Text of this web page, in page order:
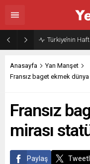
Türkiye’nin
Anasayfa
Yan Manşet
Fransız baget ekmek
Fransız
mirası
Paylaş